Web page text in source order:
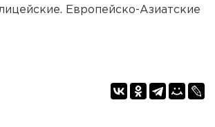
Европейско-Азиатские